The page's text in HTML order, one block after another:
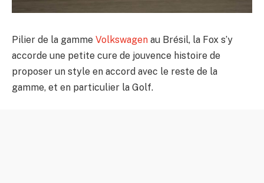
Pilier de la gamme Volkswagen au Brésil, la Fox s’y
accorde une petite cure de jouvence histoire de
proposer un style en accord avec le reste de la
gamme, et en particulier la Golf.